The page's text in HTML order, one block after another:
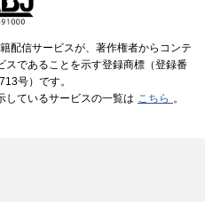
配信サービスが、著作権者からコンテ
スであることを示す登録商標（登録番
号）です。
しているサービスの一覧は こちら 。